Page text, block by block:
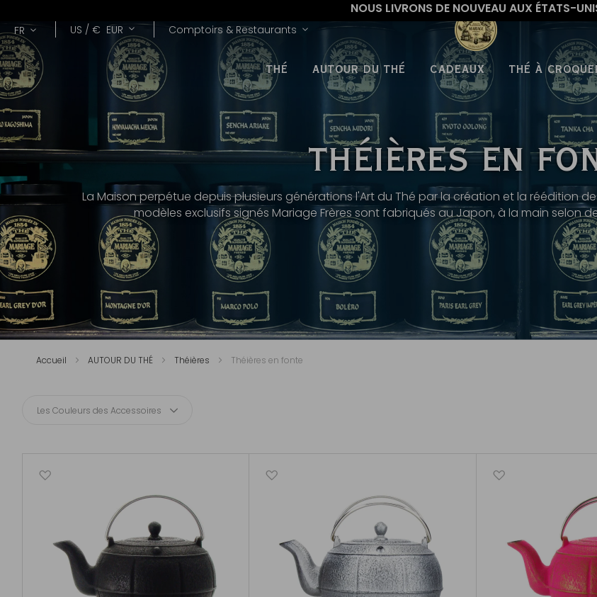
NOUS LIVRONS DE NOUVEAU AUX ÉTATS-
Lang
FR Devise
US / € EUR Comptoirs & Restaurants
THÉ AUTOUR DU THÉ CADEAUX THÉ À
THÉIÈRES EN
La Maison perpétue depuis plusieurs générations l'Art du Thé par la création et la réédition
modèles exclusifs signés Mariage Frères sont fabriqués au Japon, à la main selon
Accueil AUTOUR DU THÉ Théières Théières en fonte
Les Couleurs des Accessoires